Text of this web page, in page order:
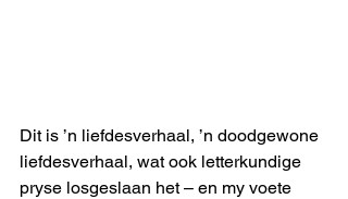
Dit is ’n liefdesverhaal, ’n doodgewone
liefdesverhaal, wat ook letterkundige
pryse losgeslaan het – en my voete